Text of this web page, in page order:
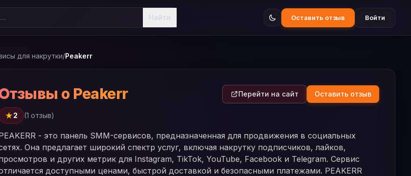
Найти Оставить отзыв Войти
для накрутки/Peakerr
о Peakerr Перейти на сайт Оставить отзыв
★2 (1 отзыв)
- это панель SMM-сервисов, предназначенная для продвижения в социальных
Она предлагает широкий спектр услуг, включая накрутку подписчиков, лайков,
и других метрик для Instagram, TikTok, YouTube, Facebook и Telegram. Сервис
доступными ценами, быстрой доставкой и безопасными платежами. PEAKERR